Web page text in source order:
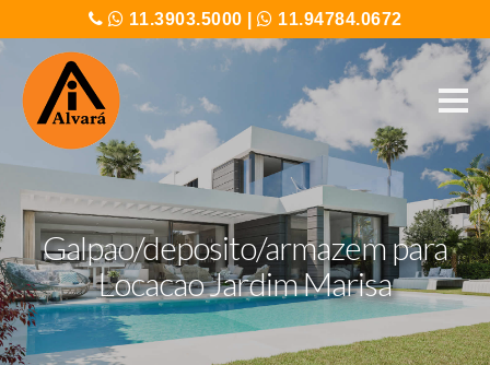
11.3903.5000 11.94784.0672
Galpao/deposito/armazem para
Locacao Jardim Marisa